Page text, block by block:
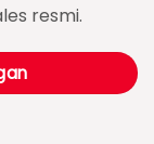
resmi.